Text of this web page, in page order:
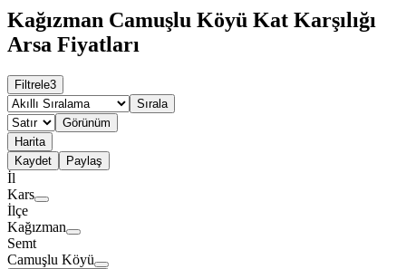
Kağızman Camuşlu Köyü Kat Karşılığı
Arsa Fiyatları
Filtrele3
Sırala
Görünüm
Harita
Kaydet
Paylaş
İl
Kars
İlçe
Kağızman
Semt
Camuşlu Köyü